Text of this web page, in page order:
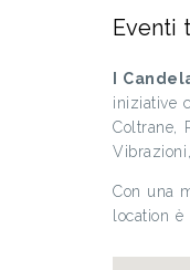
Eventi
I
iniziative
Coltrane,
Con una
location